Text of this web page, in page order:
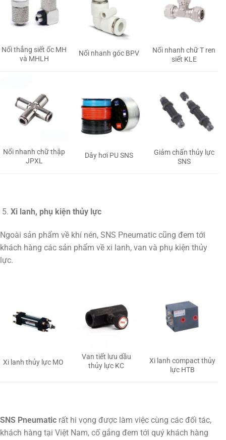
Nối thẳng siết ốc MH
và MHLH
Nối nhanh góc BPV
Nối nhanh chữ T ren
siết KLE
Nối nhanh chữ thập
JPXL
Dây hơi PU SNS
Giảm chấn thủy lực
SNS
Xi lanh, phụ kiện thủy lực
Ngoài sản phẩm về khí nén, SNS Pneumatic cũng đem tới
khách hàng các sản phẩm về xi lanh, van và phụ kiện thủy
lực.
Xi lanh thủy lực MO
Van tiết lưu dầu
thủy lực KC
Xi lanh compact thủy
lực HTB
SNS Pneumatic rất hi vọng được làm việc cùng các đối tác,
khách hàng tại Việt Nam, cố gắng đem tới quý khách hàng